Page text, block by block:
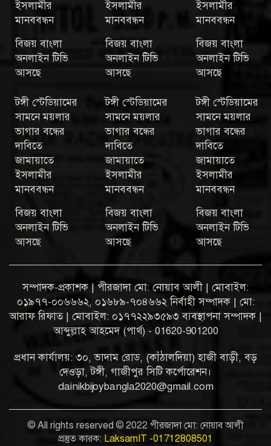
ইসলামীর
মানববন্ধন
বিজয় বাংলা
অনলাইন টিভি
আসছে
ইসলামীর
মানববন্ধন
বিজয় বাংলা
অনলাইন টিভি
আসছে
ইসলামীর
মানববন্ধন
বিজয় বাংলা
অনলাইন টিভি
আসছে
টঙ্গী স্টেডিয়ামের
সামনে ময়লার
ভাগার বন্ধের
দাবিতে
জামায়াতে
ইসলামীর
মানববন্ধন
বিজয় বাংলা
অনলাইন টিভি
আসছে
টঙ্গী স্টেডিয়ামের
সামনে ময়লার
ভাগার বন্ধের
দাবিতে
জামায়াতে
ইসলামীর
মানববন্ধন
বিজয় বাংলা
অনলাইন টিভি
আসছে
টঙ্গী স্টেডিয়ামের
সামনে ময়লার
ভাগার বন্ধের
দাবিতে
জামায়াতে
ইসলামীর
মানববন্ধন
বিজয় বাংলা
অনলাইন টিভি
আসছে
সম্পাদক-প্রকাশক | পীরজাদা মো: নোয়াব আলী | মোবাইল:
০১৯৭৭-০০৬৬৬২, ০১৬৮৯-৭০৪৬৬২ নির্বাহী সম্পাদক | মো:
আরাফ রিফাত | মোবাইল: ০১৭৭২২৯৩৫৯৩ ব্যবস্থাপনা সম্পাদক |
আব্দুল্লাহ আহমেদ (পার্থ) - 01620-901200
প্রধান কার্যালয়: ৩০, ভাদাম রোড, (কাঁঠালদিয়া) হাজী বাড়ী, বড়
দেওড়া, টঙ্গী, গাজীপুর সিটি কর্পোরেশন।
dainikbijoybangla2020@gmail.com
© All rights reserved © 2022 পীরজাদা মো: নোয়াব আলী
প্রস্তুত কারক: LaksamIT -01712808501